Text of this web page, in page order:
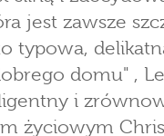
jest zawsze
typowa,
domu" ,
i
życiowym